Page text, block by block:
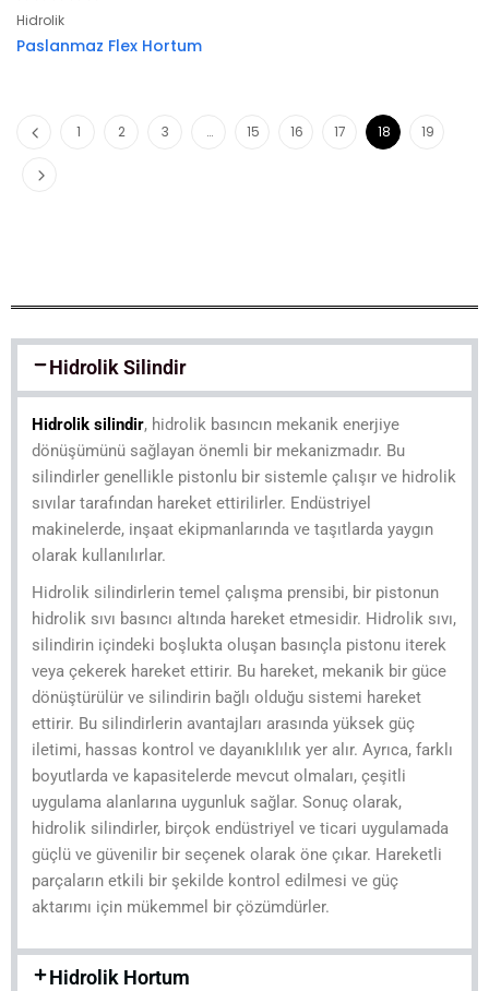
Hidrolik
Paslanmaz Flex Hortum
1 2 3 … 15 16 17 18 19
Hidrolik Silindir
Hidrolik silindir, hidrolik basıncın mekanik enerjiye
dönüşümünü sağlayan önemli bir mekanizmadır. Bu
silindirler genellikle pistonlu bir sistemle çalışır ve hidrolik
sıvılar tarafından hareket ettirilirler. Endüstriyel
makinelerde, inşaat ekipmanlarında ve taşıtlarda yaygın
olarak kullanılırlar.
Hidrolik silindirlerin temel çalışma prensibi, bir pistonun
hidrolik sıvı basıncı altında hareket etmesidir. Hidrolik sıvı,
silindirin içindeki boşlukta oluşan basınçla pistonu iterek
veya çekerek hareket ettirir. Bu hareket, mekanik bir güce
dönüştürülür ve silindirin bağlı olduğu sistemi hareket
ettirir. Bu silindirlerin avantajları arasında yüksek güç
iletimi, hassas kontrol ve dayanıklılık yer alır. Ayrıca, farklı
boyutlarda ve kapasitelerde mevcut olmaları, çeşitli
uygulama alanlarına uygunluk sağlar. Sonuç olarak,
hidrolik silindirler, birçok endüstriyel ve ticari uygulamada
güçlü ve güvenilir bir seçenek olarak öne çıkar. Hareketli
parçaların etkili bir şekilde kontrol edilmesi ve güç
aktarımı için mükemmel bir çözümdürler.
Hidrolik Hortum